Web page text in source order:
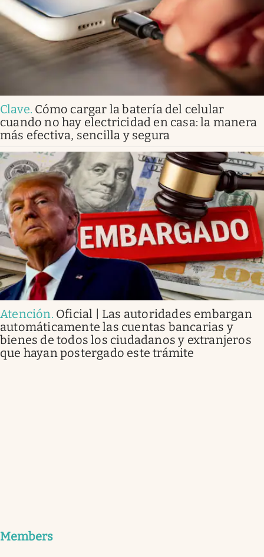
Clave. Cómo cargar la batería del celular
cuando no hay electricidad en casa: la manera
más efectiva, sencilla y segura
Atención. Oficial | Las autoridades embargan
automáticamente las cuentas bancarias y
bienes de todos los ciudadanos y extranjeros
que hayan postergado este trámite
Members